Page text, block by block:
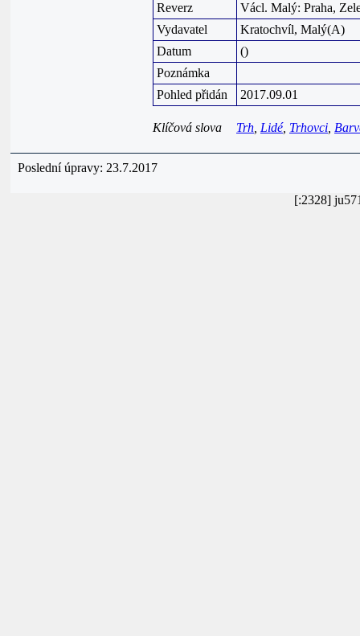
Reverz
Václ. Malý: Praha,
Vydavatel
Kratochvíl, Malý(A)
Datum
()
Poznámka
Pohled přidán
2017.09.01
Klíčová slova Trh Lidé, Trhovci
Poslední úpravy: 23.7.2017
[:2328]